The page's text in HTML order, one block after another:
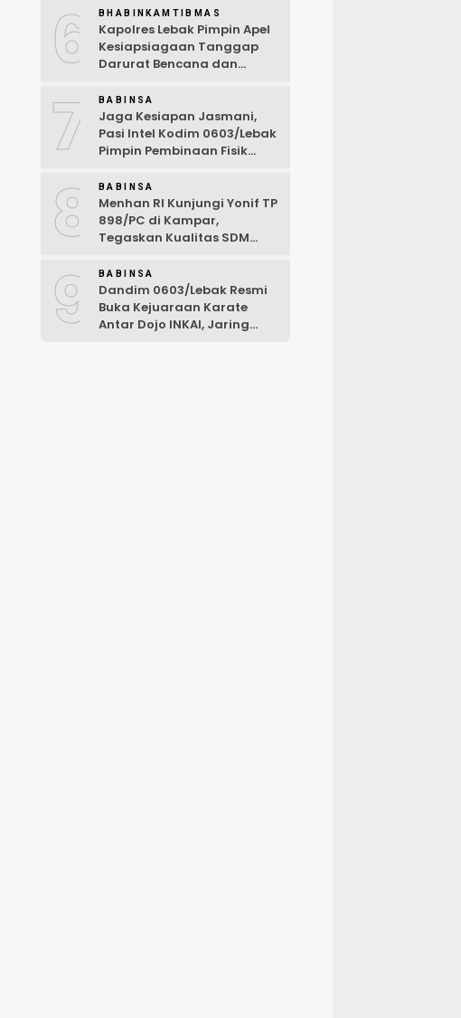
6 BHABINKAMTIBMAS
Kapolres Lebak Pimpin Apel
Kesiapsiagaan Tanggap
Darurat Bencana dan
7 BABINSA
Jaga Kesiapan Jasmani,
Pasi Intel Kodim 0603/Lebak
Pimpin Pembinaan Fisik
8 BABINSA
Menhan RI Kunjungi Yonif TP
898/PC di Kampar,
Tegaskan Kualitas SDM
9 BABINSA
Dandim 0603/Lebak Resmi
Buka Kejuaraan Karate
Antar Dojo INKAI, Jaring